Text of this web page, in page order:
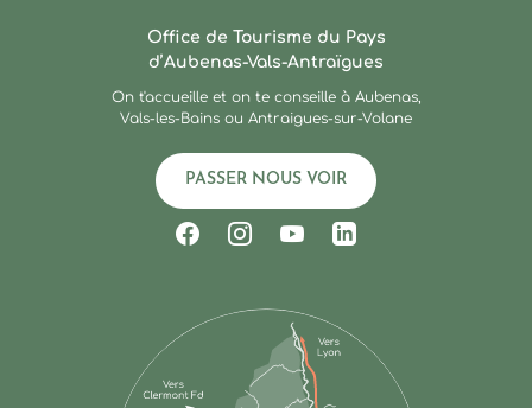
Office de Tourisme du Pays
d’Aubenas-Vals-Antraïgues
On t'accueille et on te conseille à Aubenas,
Vals-les-Bains ou Antraigues-sur-Volane
PASSER NOUS VOIR
Suivez-nous sur Facebook
Suivez-nous sur Instagram
Suivez-nous sur
Suivez-nous sur